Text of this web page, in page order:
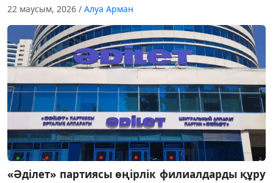
22 маусым, 2026 / Алуа Арман
«Әділет» партиясы өңірлік филиалдарды құру